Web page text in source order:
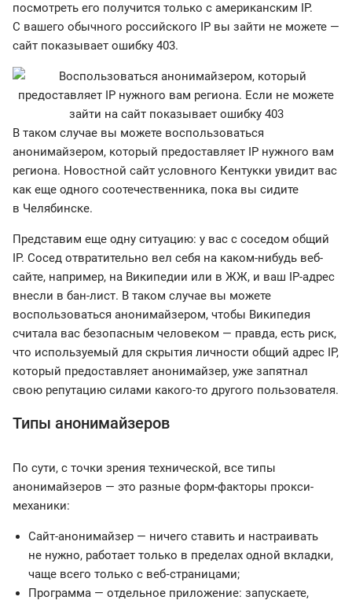
посмотреть его получится только с американским IP.
С вашего обычного российского IP вы зайти не можете —
сайт показывает ошибку 403.
В таком случае вы можете воспользоваться
анонимайзером, который предоставляет IP нужного вам
региона. Новостной сайт условного Кентукки увидит вас
как еще одного соотечественника, пока вы сидите
в Челябинске.
Представим еще одну ситуацию: у вас с соседом общий
IP. Сосед отвратительно вел себя на каком-нибудь веб-
сайте, например, на Википедии или в ЖЖ, и ваш IP-адрес
внесли в бан-лист. В таком случае вы можете
воспользоваться анонимайзером, чтобы Википедия
считала вас безопасным человеком — правда, есть риск,
что используемый для скрытия личности общий адрес IP,
который предоставляет анонимайзер, уже запятнал
свою репутацию силами какого-то другого пользователя.
Типы анонимайзеров
По сути, с точки зрения технической, все типы
анонимайзеров — это разные форм-факторы прокси-
механики:
Сайт-анонимайзер — ничего ставить и настраивать
не нужно, работает только в пределах одной вкладки,
чаще всего только с веб‑страницами;
Программа — отдельное приложение: запускаете,